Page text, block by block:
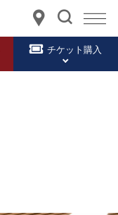
チケット購入